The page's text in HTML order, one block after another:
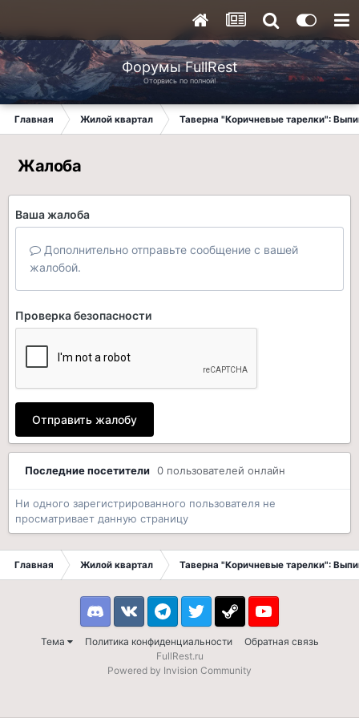
Форумы FullRest
Оторвись по полной!
Главная Жилой квартал Таверна "Коричневые тарелки":
Жалоба
Ваша жалоба
Дополнительно отправьте сообщение с вашей
жалобой.
Проверка безопасности
Отправить жалобу
Последние посетители 0 пользователей онлайн
Ни одного зарегистрированного пользователя не
просматривает данную страницу
Главная Жилой квартал Таверна "Коричневые тарелки":
Тема Политика конфиденциальности Обратная связь
DiscordVK TelegramTwitter Steam Youtube
FullRest.ru
Powered by Invision Community